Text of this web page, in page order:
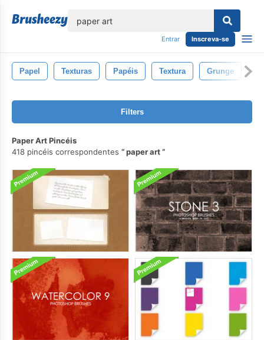
Entrar Inscreva-se
Papel Texturas Papéis Textura Grunge
Filters
Paper Art Pincéis
418 pincéis correspondentes
paper art